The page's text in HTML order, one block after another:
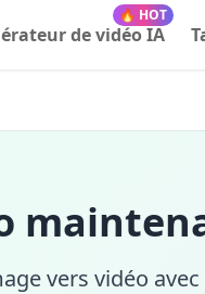
🔥 HOT
de vidéo IA
vers vidéo